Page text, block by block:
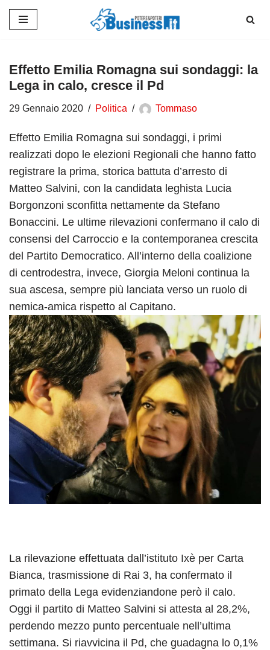
contenuto
Effetto Emilia Romagna sui sondaggi: la
Lega in calo, cresce il Pd
29 Gennaio 2020 Politica Tommaso
Effetto Emilia Romagna sui sondaggi, i primi
realizzati dopo le elezioni Regionali che hanno fatto
registrare la prima, storica battuta d’arresto di
Matteo Salvini, con la candidata leghista Lucia
Borgonzoni sconfitta nettamente da Stefano
Bonaccini. Le ultime rilevazioni confermano il calo di
consensi del Carroccio e la contemporanea crescita
del Partito Democratico. All’interno della coalizione
di centrodestra, invece, Giorgia Meloni continua la
sua ascesa, sempre più lanciata verso un ruolo di
nemica-amica rispetto al Capitano.
La rilevazione effettuata dall’istituto Ixè per Carta
Bianca, trasmissione di Rai 3, ha confermato il
primato della Lega evidenziandone però il calo.
Oggi il partito di Matteo Salvini si attesta al 28,2%,
perdendo mezzo punto percentuale nell’ultima
settimana. Si riavvicina il Pd, che guadagna lo 0,1%